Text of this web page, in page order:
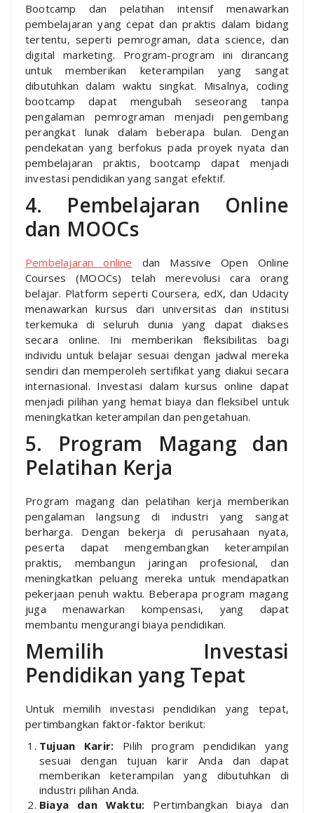
Bootcamp dan pelatihan intensif menawarkan
pembelajaran yang cepat dan praktis dalam bidang
tertentu, seperti pemrograman, data science, dan
digital marketing. Program-program ini dirancang
untuk memberikan keterampilan yang sangat
dibutuhkan dalam waktu singkat. Misalnya, coding
bootcamp dapat mengubah seseorang tanpa
pengalaman pemrograman menjadi pengembang
perangkat lunak dalam beberapa bulan. Dengan
pendekatan yang berfokus pada proyek nyata dan
pembelajaran praktis, bootcamp dapat menjadi
investasi pendidikan yang sangat efektif.
4. Pembelajaran Online
dan MOOCs
Pembelajaran online dan Massive Open Online
Courses (MOOCs) telah merevolusi cara orang
belajar. Platform seperti Coursera, edX, dan Udacity
menawarkan kursus dari universitas dan institusi
terkemuka di seluruh dunia yang dapat diakses
secara online. Ini memberikan fleksibilitas bagi
individu untuk belajar sesuai dengan jadwal mereka
sendiri dan memperoleh sertifikat yang diakui secara
internasional. Investasi dalam kursus online dapat
menjadi pilihan yang hemat biaya dan fleksibel untuk
meningkatkan keterampilan dan pengetahuan.
5. Program Magang dan
Pelatihan Kerja
Program magang dan pelatihan kerja memberikan
pengalaman langsung di industri yang sangat
berharga. Dengan bekerja di perusahaan nyata,
peserta dapat mengembangkan keterampilan
praktis, membangun jaringan profesional, dan
meningkatkan peluang mereka untuk mendapatkan
pekerjaan penuh waktu. Beberapa program magang
juga menawarkan kompensasi, yang dapat
membantu mengurangi biaya pendidikan.
Memilih Investasi
Pendidikan yang Tepat
Untuk memilih investasi pendidikan yang tepat,
pertimbangkan faktor-faktor berikut:
Tujuan Karir: Pilih program pendidikan yang
sesuai dengan tujuan karir Anda dan dapat
memberikan keterampilan yang dibutuhkan di
industri pilihan Anda.
Biaya dan Waktu: Pertimbangkan biaya dan